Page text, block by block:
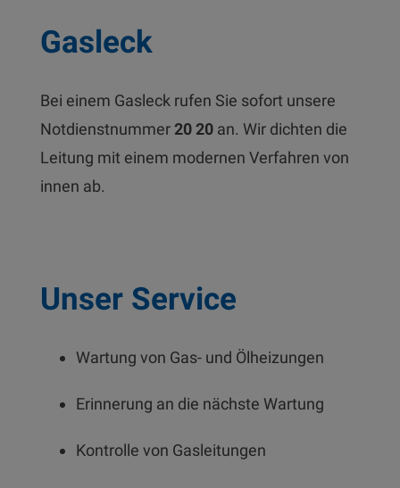
Gasleck
Bei einem Gasleck rufen Sie sofort unsere
Notdienstnummer20 20 an. Wir dichten die
Leitung mit einem modernen Verfahren von
innen ab.
Unser Service
Wartung von Gas- und Ölheizungen
Erinnerung an die nächste Wartung
Kontrolle von Gasleitungen